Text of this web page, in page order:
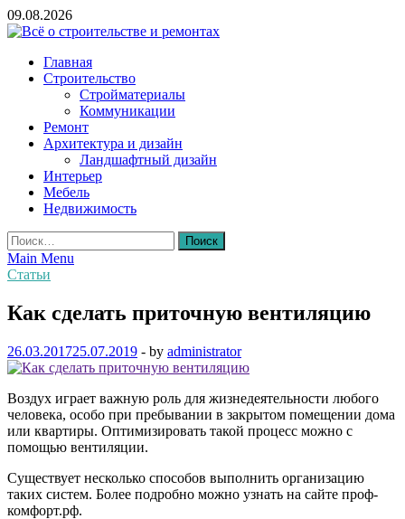
Skip
to
09.08.2026
Всё о строительстве и ремонтах
Главная
Строительство
Стройматериалы
Коммуникации
Ремонт
Архитектура и дизайн
Ландшафтный дизайн
Интерьер
Мебель
Недвижимость
Найти:
Main Menu
Статьи
Как сделать приточную вентиляцию
26.03.201725.07.2019 - by administrator
Воздух играет важную роль для жизнедеятельности любого
человека, особо при пребывании в закрытом помещении дома
или квартиры. Оптимизировать такой процесс можно с
помощью вентиляции.
Существует несколько способов выполнить организацию
таких систем. Более подробно можно узнать на сайте проф-
комфорт.рф.